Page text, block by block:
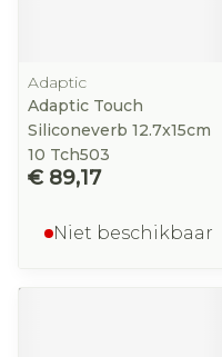
Adaptic
Adaptic Touch
Siliconeverb 12.7x15cm
10 Tch503
€ 89,17
Niet beschikbaar